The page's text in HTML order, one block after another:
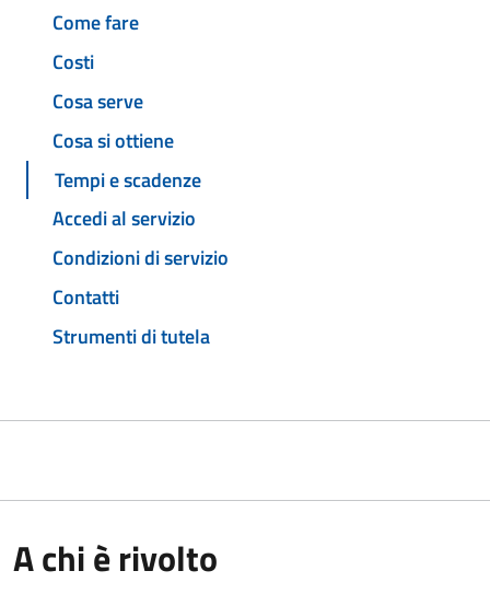
Come fare
Costi
Cosa serve
Cosa si ottiene
Tempi e scadenze
Accedi al servizio
Condizioni di servizio
Contatti
Strumenti di tutela
A chi è rivolto